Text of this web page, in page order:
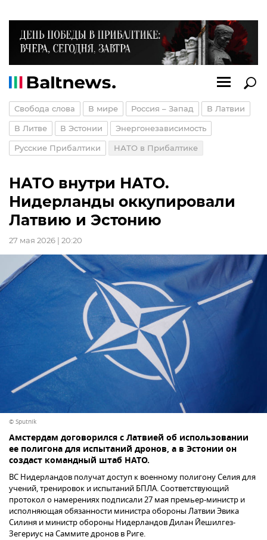
Свобода слова В мире Россия – Запад В Латвии
В Литве В Эстонии Энергонезависимость
Русские Прибалтики НАТО в Прибалтике
НАТО внутри НАТО.
Нидерланды оккупировали
Латвию и Эстонию
27 мая 2026 | 20:20
© Sputnik
Амстердам договорился с Латвией об использовании
ее полигона для испытаний дронов, а в Эстонии он
создаст командный штаб НАТО.
ВС Нидерландов получат доступ к военному полигону Селия для
учений, тренировок и испытаний БПЛА. Соответствующий
протокол о намерениях подписали 27 мая премьер-министр и
исполняющая обязанности министра обороны Латвии Эвика
Силиня и министр обороны Нидерландов Дилан Йешилгез-
Зегериус на Саммите дронов в Риге.